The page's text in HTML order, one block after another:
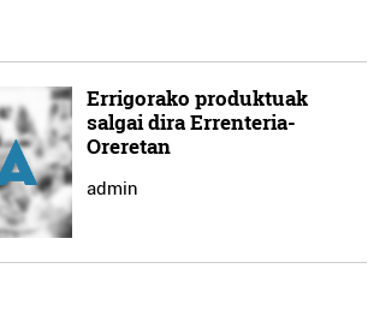
Errigorako produktuak
salgai dira Errenteria-
Oreretan
admin